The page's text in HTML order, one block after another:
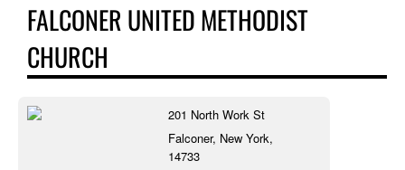
FALCONER UNITED METHODIST
CHURCH
201 North Work St
Falconer, New York,
14733